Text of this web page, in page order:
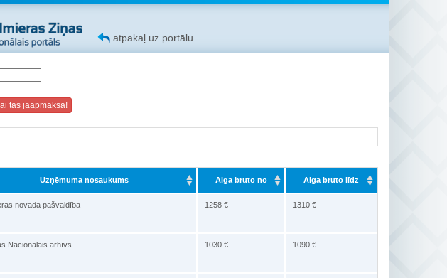
atpakaļ uz portālu
tas jāapmaksā!
Uzņēmuma nosaukums Alga bruto no Alga bruto līdz
novada pašvaldība 1258 € 1310 €
Nacionālais arhīvs 1030 € 1090 €